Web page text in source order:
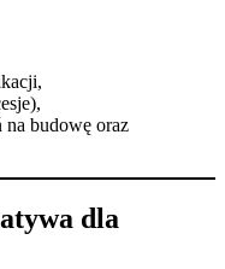
na budowę oraz
dla